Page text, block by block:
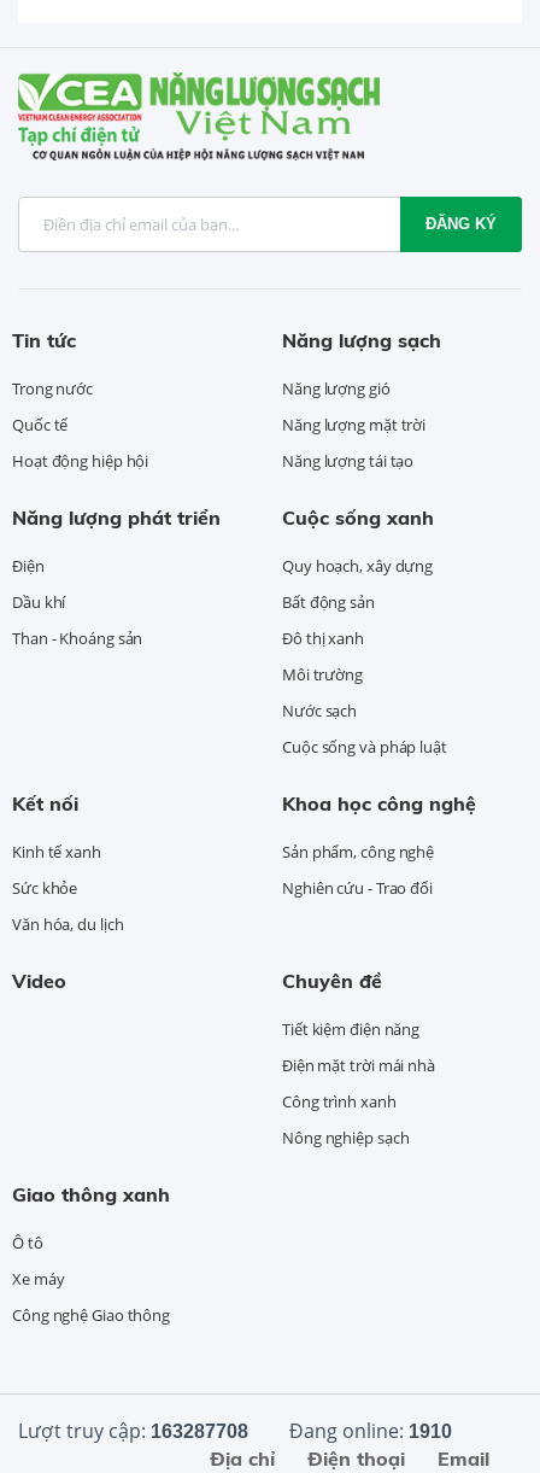
ĐĂNG KÝ
Tin tức
Trong nước
Quốc tế
Hoạt động hiệp hội
Năng lượng sạch
Năng lượng gió
Năng lượng mặt trời
Năng lượng tái tạo
Năng lượng phát triển
Điện
Dầu khí
Than - Khoáng sản
Cuộc sống xanh
Quy hoạch, xây dựng
Bất động sản
Đô thị xanh
Môi trường
Nước sạch
Cuộc sống và pháp luật
Kết nối
Kinh tế xanh
Sức khỏe
Văn hóa, du lịch
Khoa học công nghệ
Sản phẩm, công nghệ
Nghiên cứu - Trao đổi
Video Chuyên đề
Tiết kiệm điện năng
Điện mặt trời mái nhà
Công trình xanh
Nông nghiệp sạch
Giao thông xanh
Ô tô
Xe máy
Công nghệ Giao thông
Lượt truy cập: 163287708 Đang online: 1910
Email
Điện thoại
Địa chỉ